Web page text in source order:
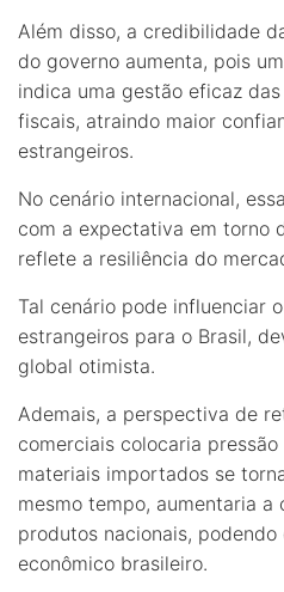
Além disso, a credibilidade
do governo aumenta, pois
indica uma gestão eficaz
fiscais, atraindo maior
estrangeiros.
No cenário internacional,
com a expectativa em torno
reflete a resiliência do
Tal cenário pode influenciar
estrangeiros para o Brasil,
global otimista.
Ademais, a perspectiva de
comerciais colocaria
materiais importados se
mesmo tempo, aumentaria
produtos nacionais,
econômico brasileiro.